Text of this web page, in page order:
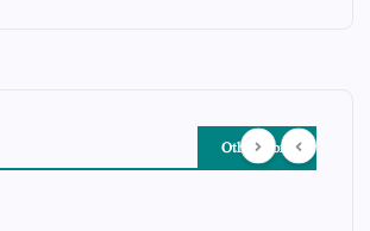
Other Story